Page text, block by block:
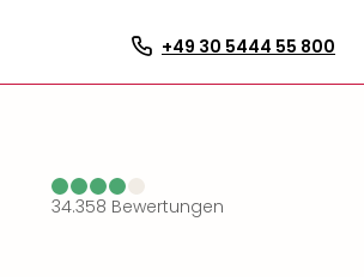
+49 30 5444 55 800
34.358 Bewertungen